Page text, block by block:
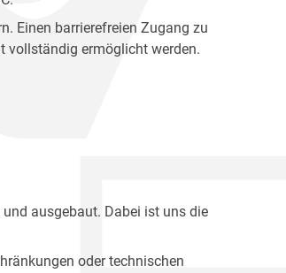
Einen barrierefreien Zugang zu
vollständig ermöglicht werden.
ausgebaut. Dabei ist uns die
oder technischen